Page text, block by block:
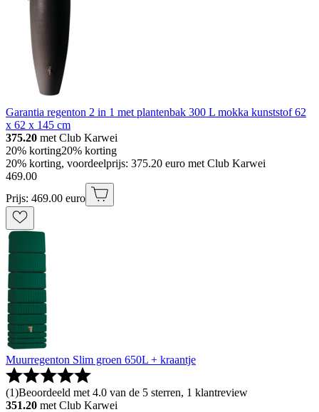
Garantia regenton 2 in 1 met plantenbak 300 L mokka kunststof 62
x 62 x 145 cm
375.20 met Club Karwei
20% korting20% korting
20% korting, voordeelprijs: 375.20 euro met Club Karwei
469.00
Prijs: 469.00 euro
Muurregenton Slim groen 650L + kraantje
(1)Beoordeeld met 4.0 van de 5 sterren, 1 klantreview
351.20 met Club Karwei